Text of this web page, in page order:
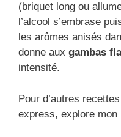
(briquet long ou
l’alcool s’embrase
les arômes anisés
donne aux gambas
intensité.
Pour d’autres
express, explore mon